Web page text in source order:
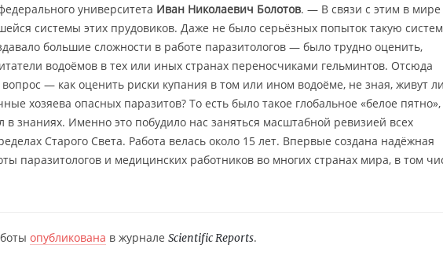
университета Иван Николаевич Болотов. — В связи с этим в мире
системы этих прудовиков. Даже не было серьёзных попыток такую
большие сложности в работе паразитологов — было трудно оценить,
водоёмов в тех или иных странах переносчиками гельминтов. Отсюда
вопрос — как оценить риски купания в том или ином водоёме, не зная, живут ли
хозяева опасных паразитов? То есть было такое глобальное «белое пятно»,
в знаниях. Именно это побудило нас заняться масштабной ревизией всех
Старого Света. Работа велась около 15 лет. Впервые создана надёжная
паразитологов и медицинских работников во многих странах мира, в том
опубликована в журнале Scientific Reports.